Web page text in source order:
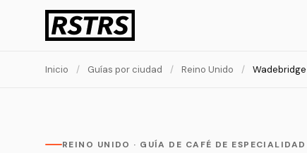
Inicio / Guías por ciudad / Reino Unido / Wadebridge
REINO UNIDO · GUÍA DE CAFÉ DE ESPECIALIDAD